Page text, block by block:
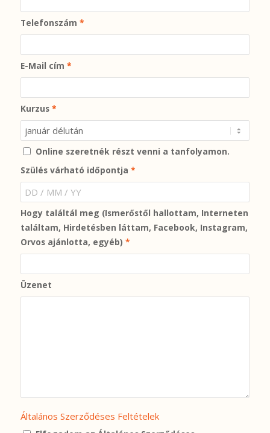
Telefonszám *
E-Mail cím *
Kurzus *
Online szeretnék részt venni a tanfolyamon.
Szülés várható időpontja *
Hogy találtál meg (Ismerőstől hallottam, Interneten
találtam, Hirdetésben láttam, Facebook, Instagram,
Orvos ajánlotta, egyéb) *
Üzenet
Általános Szerződéses Feltételek